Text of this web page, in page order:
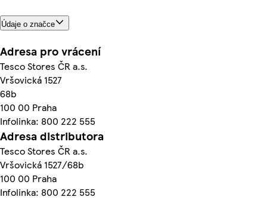
Údaje o značce
Adresa pro vrácení
Tesco Stores ČR a.s.
Vršovická 1527
68b
100 00 Praha
Infolinka: 800 222 555
Adresa distributora
Tesco Stores ČR a.s.
Vršovická 1527/68b
100 00 Praha
Infolinka: 800 222 555